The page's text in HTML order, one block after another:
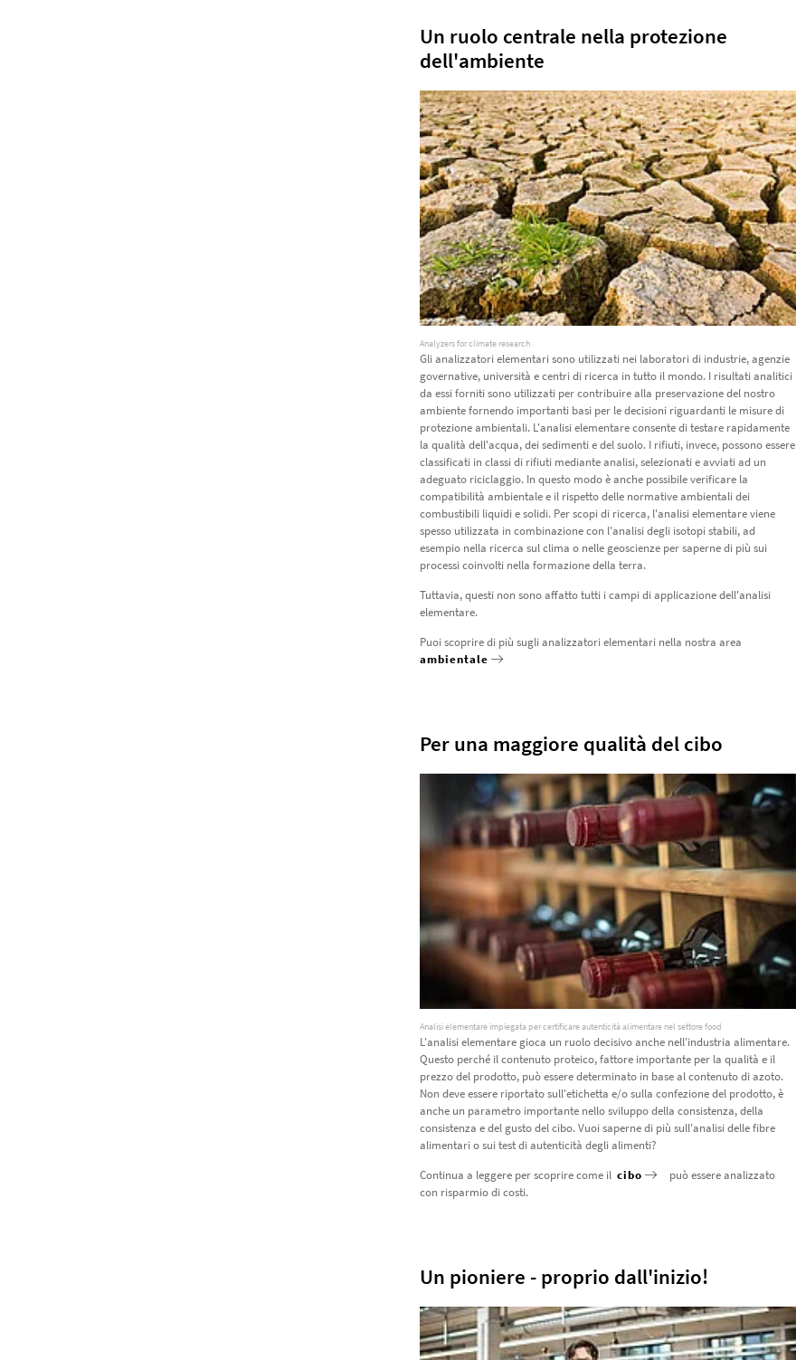
Un ruolo centrale nella protezione
dell'ambiente
Analyzers for climate research
Gli analizzatori elementari sono utilizzati nei laboratori di industrie, agenzie
governative, università e centri di ricerca in tutto il mondo. I risultati analitici
da essi forniti sono utilizzati per contribuire alla preservazione del nostro
ambiente fornendo importanti basi per le decisioni riguardanti le misure di
protezione ambientali. L'analisi elementare consente di testare rapidamente
la qualità dell'acqua, dei sedimenti e del suolo. I rifiuti, invece, possono essere
classificati in classi di rifiuti mediante analisi, selezionati e avviati ad un
adeguato riciclaggio. In questo modo è anche possibile verificare la
compatibilità ambientale e il rispetto delle normative ambientali dei
combustibili liquidi e solidi. Per scopi di ricerca, l'analisi elementare viene
spesso utilizzata in combinazione con l'analisi degli isotopi stabili, ad
esempio nella ricerca sul clima o nelle geoscienze per saperne di più sui
processi coinvolti nella formazione della terra.
Tuttavia, questi non sono affatto tutti i campi di applicazione dell'analisi
elementare.
Puoi scoprire di più sugli analizzatori elementari nella nostra area
ambientale
Per una maggiore qualità del cibo
Analisi elementare impiegata per certificare autenticità alimentare nel settore food
L'analisi elementare gioca un ruolo decisivo anche nell'industria alimentare.
Questo perché il contenuto proteico, fattore importante per la qualità e il
prezzo del prodotto, può essere determinato in base al contenuto di azoto.
Non deve essere riportato sull'etichetta e/o sulla confezione del prodotto, è
anche un parametro importante nello sviluppo della consistenza, della
consistenza e del gusto del cibo. Vuoi saperne di più sull'analisi delle fibre
alimentari o sui test di autenticità degli alimenti?
Continua a leggere per scoprire come il cibo
può essere analizzato
con risparmio di costi.
Un pioniere - proprio dall'inizio!